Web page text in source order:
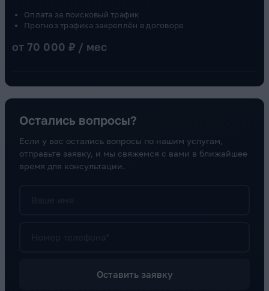
Оплата за поисковый трафик
Прогноз трафика закреплён в договоре
от 70 000 ₽ / мес
Остались вопросы?
Если у вас остались вопросы по нашим услугам,
отправьте заявку, и мы свяжемся с вами в ближайшее
время для консультации.
Оставить заявку